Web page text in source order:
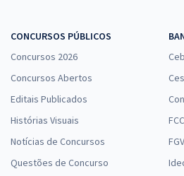
CONCURSOS PÚBLICOS
Concursos 2026
Concursos Abertos
Editais Publicados
Histórias Visuais
Notícias de Concursos
Questões de Concurso
FCC
FGV